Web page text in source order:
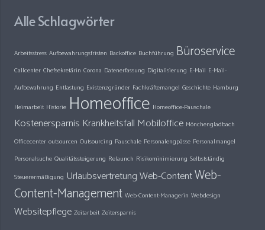
Alle Schlagwörter
Arbeitsstress Aufbewahrungsfristen Backoffice Buchführung Büroservice
Callcenter Chefsekretärin Corona Datenerfassung Digitalisierung E-Mail E-Mail-
Aufbewahrung Entlastung Existenzgründer Fachkräftemangel Geschichte Hamburg
Heimarbeit Historie Homeoffice Homeoffice-Pauschale
Kostenersparnis Krankheitsfall Mobiloffice Mönchengladbach
Officecenter outsourcen Outsourcing Pauschale Personalengpässe Personalmangel
Personalsuche Qualitätssteigerung Relaunch Risikominimierung Selbstständig
Steuerermäßigung UrlaubsvertretungWeb-ContentWeb-
Content-Management Web-Content-Managerin Webdesign
Websitepflege Zeitarbeit Zeitersparnis